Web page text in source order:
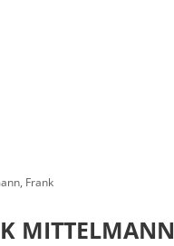
Frank
MITTELMANN